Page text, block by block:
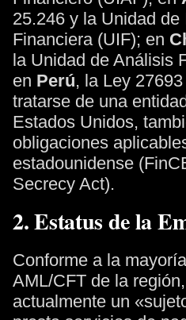
25.246 y la Unidad de
Financiera (UIF); en
la Unidad de Análisis
en Perú, la Ley
tratarse de una
Estados Unidos,
obligaciones
estadounidense
Secrecy Act).
2. Estatus de la
Conforme a la
AML/CFT de la
actualmente un